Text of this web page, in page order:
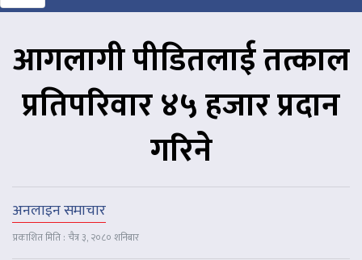
आगलागी पीडितलाई तत्काल
प्रतिपरिवार ४५ हजार प्रदान
गरिने
अनलाइन समाचार
प्रकाशित मिति : चैत्र ३, २०८० शनिबार